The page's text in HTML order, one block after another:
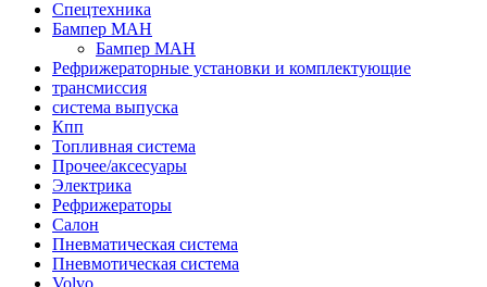
Спецтехника
Бампер МАН
Бампер МАН
Рефрижераторные установки и комплектующие
трансмиссия
система выпуска
Кпп
Топливная система
Прочее/аксесуары
Электрика
Рефрижераторы
Салон
Пневматическая система
Пневмотическая система
Volvo